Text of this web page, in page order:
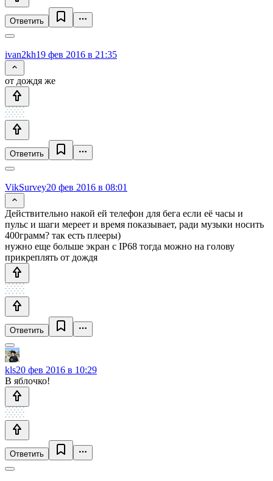
Ответить
ivan2kh19 фев 2016 в 21:35
от дождя же
Ответить
VikSurvey20 фев 2016 в 08:01
Действительно накой ей телефон для бега если её часы и
пульс и шаги мереет и время показывает, ради музыки носить
400грамм? так есть плееры)
нужно еще больше экран с IP68 тогда можно на голову
прикреплять от дождя
Ответить
kls20 фев 2016 в 10:29
В яблочко!
Ответить